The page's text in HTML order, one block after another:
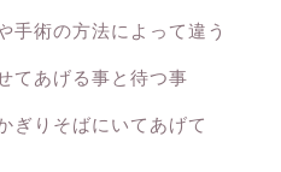
手術の方法によって違う
てあげる事と待つ事
ぎりそばにいてあげて